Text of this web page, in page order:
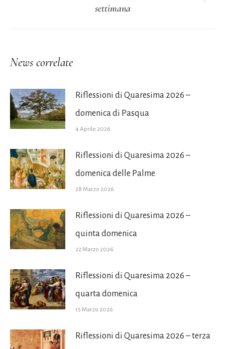
settimana
News correlate
Riflessioni di Quaresima 2026 –
domenica di Pasqua
4 Aprile 2026
Riflessioni di Quaresima 2026 –
domenica delle Palme
28 Marzo 2026
Riflessioni di Quaresima 2026 –
quinta domenica
22 Marzo 2026
Riflessioni di Quaresima 2026 –
quarta domenica
15 Marzo 2026
Riflessioni di Quaresima 2026 – terza